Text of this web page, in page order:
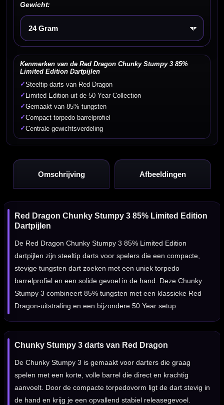
Gewicht:
Kies een optie
Kenmerken van de Red Dragon Chunky Stumpy 3 85%
Limited Edition Dartpijlen
✓Steeltip darts van Red Dragon
✓ Limited Edition uit de 50 Year Collection
✓Gemaakt van 85% tungsten
✓Compact torpedo barrelprofiel
✓Centrale gewichtsverdeling
Omschrijving Afbeeldingen
Red Dragon Chunky Stumpy 3 85% Limited Edition
Dartpijlen
De Red Dragon Chunky Stumpy 3 85% Limited Edition
dartpijlen zijn steeltip darts voor spelers die een compacte,
stevige tungsten dart zoeken met een uniek torpedo
barrelprofiel en een solide gevoel in de hand. Deze Chunky
Stumpy 3 combineert 85% tungsten met een klassieke Red
Dragon-uitstraling en een bijzondere 50 Year setup.
Chunky Stumpy 3 darts van Red Dragon
De Chunky Stumpy 3 is gemaakt voor darters die graag
spelen met een korte, volle barrel die direct en krachtig
aanvoelt. Door de compacte torpedovorm ligt de dart stevig in
de hand en krijg je een opvallend stabiel releasegevoel.